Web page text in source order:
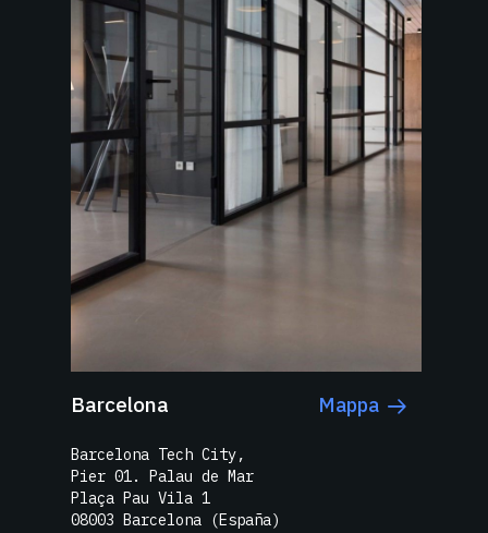
Barcelona Mappa
Barcelona Tech City,
Pier 01. Palau de Mar
Plaça Pau Vila 1
08003 Barcelona (España)